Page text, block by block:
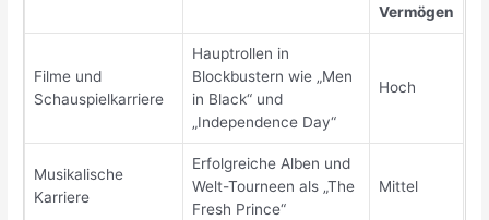
Vermögen
Filme und
Schauspielkarriere
Hauptrollen in
Blockbustern wie „Men
in Black“ und
„Independence Day“
Hoch
Musikalische
Karriere
Erfolgreiche Alben und
Welt-Tourneen als „The
Fresh Prince“
Mittel